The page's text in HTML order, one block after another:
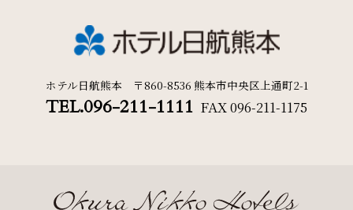
ホテル日航熊本 〒860-8536 熊本市中央区上通町2-1
TEL.096-211-1111 FAX096-211-1175